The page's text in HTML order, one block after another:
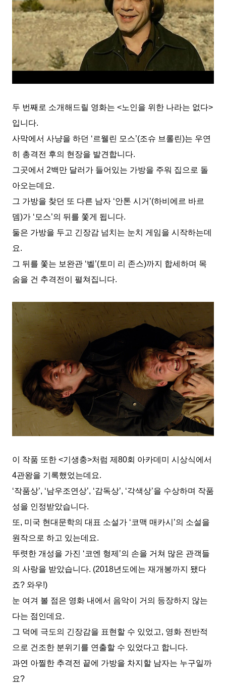
두 번째로 소개해드릴 영화는 <노인을 위한 나라는 없다>
입니다.
사막에서 사냥을 하던 ‘르웰린 모스’(조슈 브롤린)는 우연
히 총격전 후의 현장을 발견합니다.
그곳에서 2백만 달러가 들어있는 가방을 주워 집으로 돌
아오는데요.
그 가방을 찾던 또 다른 남자 ‘안톤 시거’(하비에르 바르
뎀)가 ‘모스’의 뒤를 쫓게 됩니다.
둘은 가방을 두고 긴장감 넘치는 눈치 게임을 시작하는데
요.
그 뒤를 쫓는 보완관 ‘벨’(토미 리 존스)까지 합세하며 목
숨을 건 추격전이 펼쳐집니다.
이 작품 또한 <기생충>처럼 제80회 아카데미 시상식에서
4관왕을 기록했었는데요.
‘작품상’, ‘남우조연상’, ‘감독상’, ‘각색상’을 수상하며 작품
성을 인정받았습니다.
또, 미국 현대문학의 대표 소설가 ‘코맥 매카시’의 소설을
원작으로 하고 있는데요.
뚜렷한 개성을 가진 ‘코엔 형제’의 손을 거쳐 많은 관객들
의 사랑을 받았습니다. (2018년도에는 재개봉까지 됐다
죠? 와우!)
눈 여겨 볼 점은 영화 내에서 음악이 거의 등장하지 않는
다는 점인데요.
그 덕에 극도의 긴장감을 표현할 수 있었고, 영화 전반적
으로 건조한 분위기를 연출할 수 있었다고 합니다.
과연 아찔한 추격전 끝에 가방을 차지할 남자는 누구일까
요?